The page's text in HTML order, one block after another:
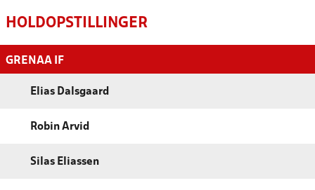
HOLDOPSTILLINGER
GRENAA IF
Elias Dalsgaard
Robin Arvid
Silas Eliassen